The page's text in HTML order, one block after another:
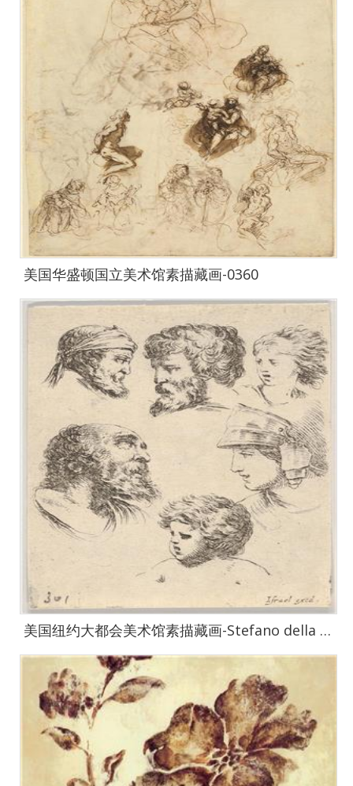
美国华盛顿国立美术馆素描藏画-0360
美国纽约大都会美术馆素描藏画-Stefano della BellaSix Heads, from The Book for Learning to Draw3-1554